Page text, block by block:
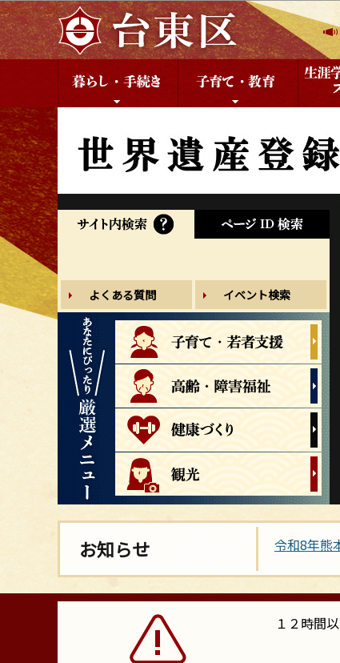
こ
の
ペ
の
先
頭
で
す
よくある質問 イベント検索
こ
か
お知らせ 令和8年熊
１２時間